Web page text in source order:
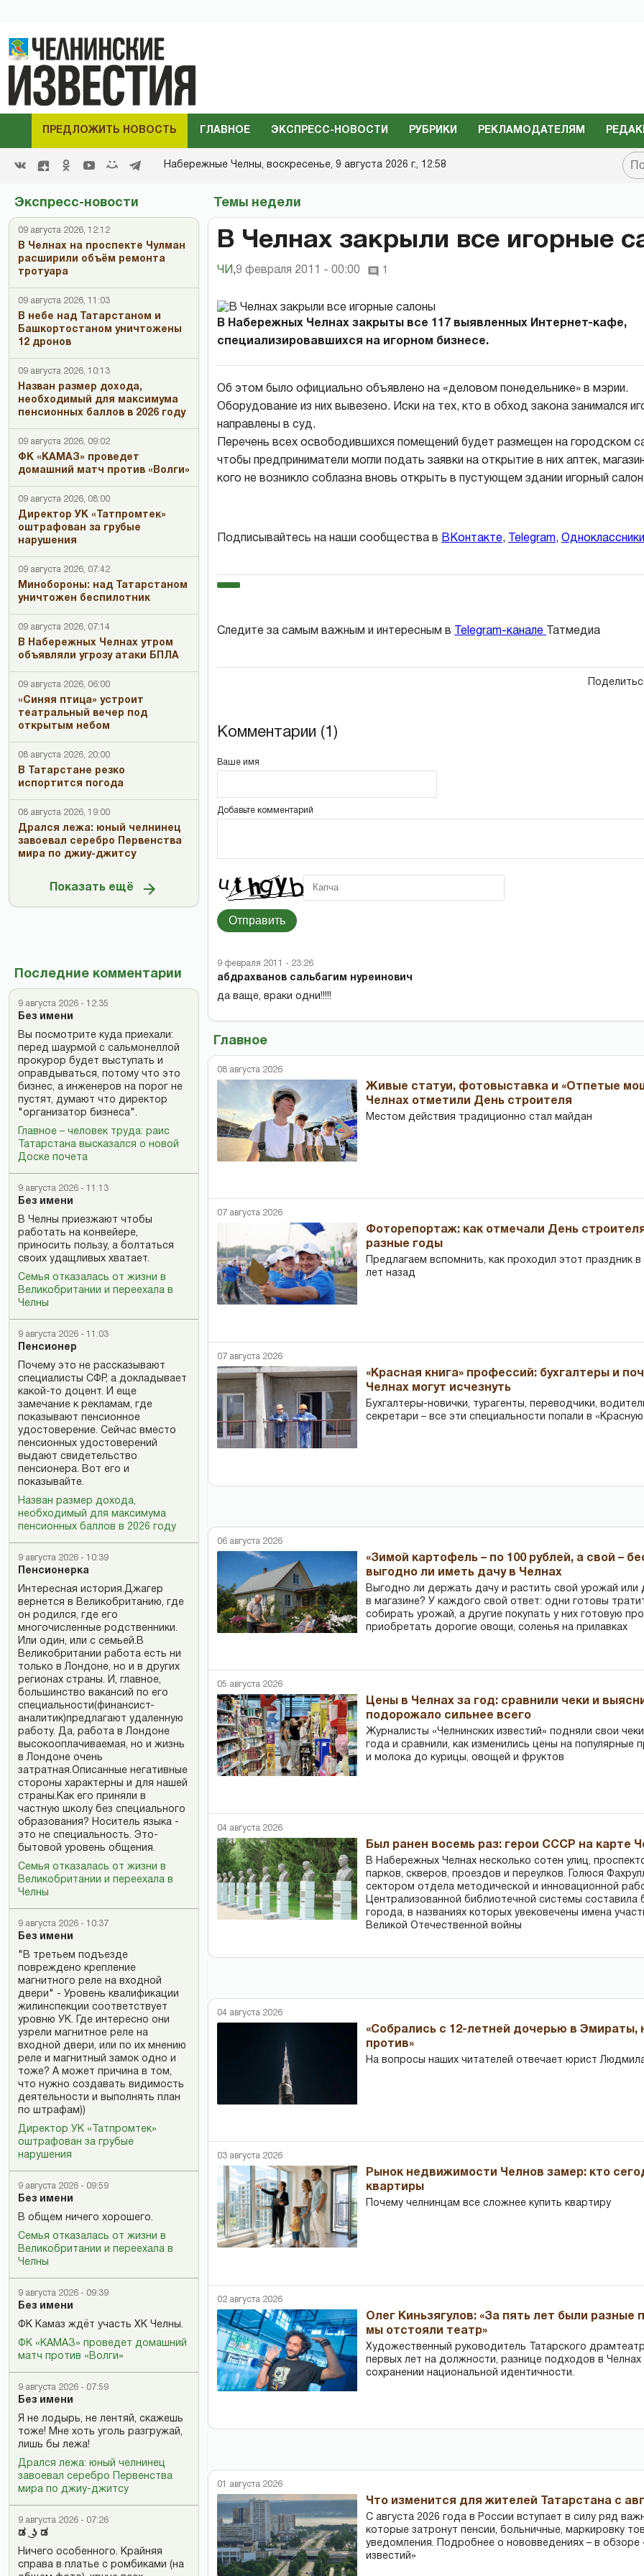
ПРЕДЛОЖИТЬ НОВОСТЬ ГЛАВНОЕ ЭКСПРЕСС-НОВОСТИ РУБРИКИ РЕКЛАМОДАТЕЛЯМ
Набережные Челны, воскресенье, 9 августа 2026 г., 12:58
Экспресс-новости
09 августа 2026, 12:12
В Челнах на проспекте Чулман
расширили объём ремонта
тротуара
09 августа 2026, 11:03
В небе над Татарстаном и
Башкортостаном уничтожены
12 дронов
09 августа 2026, 10:13
Назван размер дохода,
необходимый для максимума
пенсионных баллов в 2026 году
09 августа 2026, 09:02
ФК «КАМАЗ» проведет
домашний матч против «Волги»
09 августа 2026, 08:00
Директор УК «Татпромтек»
оштрафован за грубые
нарушения
09 августа 2026, 07:42
Минобороны: над Татарстаном
уничтожен беспилотник
09 августа 2026, 07:14
В Набережных Челнах утром
объявляли угрозу атаки БПЛА
09 августа 2026, 06:00
«Синяя птица» устроит
театральный вечер под
открытым небом
08 августа 2026, 20:00
В Татарстане резко
испортится погода
08 августа 2026, 19:00
Дрался лежа: юный челнинец
завоевал серебро Первенства
мира по джиу-джитсу
Показать ещё
Последние комментарии
9 августа 2026 - 12:35
Без имени
Вы посмотрите куда приехали:
перед шаурмой с сальмонеллой
прокурор будет выступать и
оправдываться, потому что это
бизнес, а инженеров на порог не
пустят, думают что директор
"организатор бизнеса".
Главное – человек труда: раис
Татарстана высказался о новой
Доске почета
9 августа 2026 - 11:13
Без имени
В Челны приезжают чтобы
работать на конвейере,
приносить пользу, а болтаться
своих удащливых хватает.
Семья отказалась от жизни в
Великобритании и переехала в
Челны
9 августа 2026 - 11:03
Пенсионер
Почему это не рассказывают
специалисты СФР, а докладывает
какой-то доцент. И еще
замечание к рекламам, где
показывают пенсионное
удостоверение. Сейчас вместо
пенсионных удостоверений
выдают свидетельство
пенсионера. Вот его и
показывайте.
Назван размер дохода,
необходимый для максимума
пенсионных баллов в 2026 году
9 августа 2026 - 10:39
Пенсионерка
Интересная история.Джагер
вернется в Великобританию, где
он родился, где его
многочисленные родственники.
Или один, или с семьей.В
Великобритании работа есть ни
только в Лондоне, но и в других
регионах страны. И, главное,
большинство вакансий по его
специальности(финансист-
аналитик)предлагают удаленную
работу. Да, работа в Лондоне
высокооплачиваемая, но и жизнь
в Лондоне очень
затратная.Описанные негативные
стороны характерны и для нашей
страны.Как его приняли в
частную школу без специального
образования? Носитель языка -
это не специальность. Это-
бытовой уровень общения.
Семья отказалась от жизни в
Великобритании и переехала в
Челны
9 августа 2026 - 10:37
Без имени
"В третьем подъезде
повреждено крепление
магнитного реле на входной
двери" - Уровень квалификации
жилинспекции соответствует
уровню УК. Где интересно они
узрели магнитное реле на
входной двери, или по их мнению
реле и магнитный замок одно и
тоже? А может причина в том,
что нужно создавать видимость
деятельности и выполнять план
по штрафам))
Директор УК «Татпромтек»
оштрафован за грубые
нарушения
9 августа 2026 - 09:59
Без имени
В общем ничего хорошего.
Семья отказалась от жизни в
Великобритании и переехала в
Челны
9 августа 2026 - 09:39
Без имени
ФК Камаз ждёт участь ХК Челны.
ФК «КАМАЗ» проведет домашний
матч против «Волги»
9 августа 2026 - 07:59
Без имени
Я не лодырь, не лентяй, скажешь
тоже! Мне хоть уголь разгружай,
лишь бы лежа!
Дрался лежа: юный челнинец
завоевал серебро Первенства
мира по джиу-джитсу
9 августа 2026 - 07:26
ಡ ͜ ʖ ಡ
Ничего особенного. Крайняя
справа в платье с ромбиками (на
Темы недели
В Челнах закрыли все игорные
ЧИ ,9 февраля 2011 - 00:00 1
В Набережных Челнах закрыты все 117 выявленных Интернет-кафе,
специализировавшихся на игорном бизнесе.
Об этом было официально объявлено на «деловом понедельнике» в мэрии.
Оборудование из них вывезено. Иски на тех, кто в обход закона занимался
направлены в суд.
Перечень всех освободившихся помещений будет размещен на городском
чтобы предприниматели могли подать заявки на открытие в них аптек,
кого не возникло соблазна вновь открыть в пустующем здании игорный
Подписывайтесь на наши сообщества в ВКонтакте, Telegram, Одноклассники
Следите за самым важным и интересным в Telegram-канале Татмедиа
Комментарии (1)
Ваше имя
Добавьте комментарий
Отправить
9 февраля 2011 - 23:26
абдрахванов сальбагим нуреинович
да ваще, враки одни!!!!!
Главное
08 августа 2026
Живые статуи, фотовыставка и «Отпетые
Челнах отметили День строителя
Местом действия традиционно стал майдан
07 августа 2026
Фоторепортаж: как отмечали День
разные годы
Предлагаем вспомнить, как проходил этот праздник в
лет назад
07 августа 2026
«Красная книга» профессий: бухгалтеры и
Челнах могут исчезнуть
Бухгалтеры-новички, тур­агенты, переводчики,
секретари – все эти специальности попали в
06 августа 2026
«Зимой картофель – по 100 рублей, а свой –
выгодно ли иметь дачу в Челнах
Выгодно ли держать дачу и растить свой урожай или
в магазине? У каждого свой ответ: одни готовы
собирать урожай, а другие покупать у них готовую
приобретать дорогие овощи, соленья на прилавках
05 августа 2026
Цены в Челнах за год: сравнили чеки и
подорожало сильнее всего
Журналисты «Челнинских известий» подняли свои
года и сравнили, как изменились цены на популярные
и молока до курицы, овощей и фруктов
04 августа 2026
Был ранен восемь раз: герои СССР на карте
В Набережных Челнах несколько сотен улиц,
парков, скверов, проездов и переулков. Голюся
сектором отдела методической и инновационной
Централизованной библиотечной системы составила
города, в названиях которых увековечены имена
Великой Отечественной войны
04 августа 2026
«Собрались с 12-летней дочерью в
против»
На вопросы наших читателей отвечает юрист
03 августа 2026
Рынок недвижимости Челнов замер: кто
квартиры
Почему челнинцам все сложнее купить квартиру
02 августа 2026
Олег Киньзягулов: «За пять лет были разные
мы отстояли театр»
Художественный руководитель Татарского
первых лет на должности, разнице подходов в Челнах
сохранении национальной идентичности.
01 августа 2026
Что изменится для жителей Татарстана с
С августа 2026 года в России вступает в силу ряд
которые затронут пенсии, больничные, маркировку
уведомления. Подробнее о нововведениях – в обзоре
известий»